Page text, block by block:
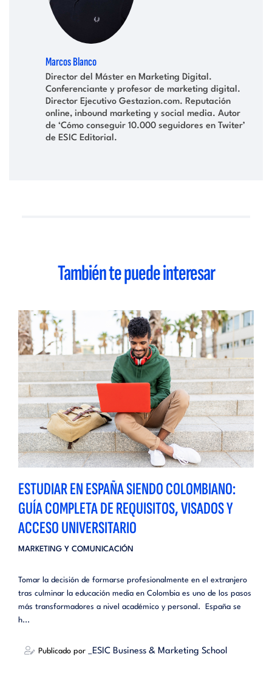
Marcos Blanco
Director del Máster en Marketing Digital.
Conferenciante y profesor de marketing digital.
Director Ejecutivo Gestazion.com. Reputación
online, inbound marketing y social media. Autor
de ‘Cómo conseguir 10.000 seguidores en Twiter’
de ESIC Editorial.
También te puede interesar
ESTUDIAR EN ESPAÑA SIENDO COLOMBIANO:
GUÍA COMPLETA DE REQUISITOS, VISADOS Y
ACCESO UNIVERSITARIO
MARKETING Y COMUNICACIÓN
Tomar la decisión de formarse profesionalmente en el extranjero
tras culminar la educación media en Colombia es uno de los pasos
más transformadores a nivel académico y personal. España se
h...
Publicado por _ESIC Business & Marketing School